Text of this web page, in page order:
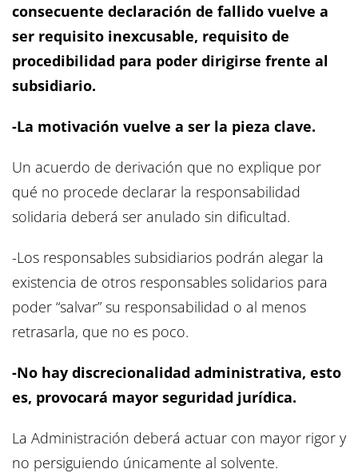
consecuente declaración de fallido vuelve a
ser requisito inexcusable, requisito de
procedibilidad para poder dirigirse frente al
subsidiario.
-La motivación vuelve a ser la pieza clave.
Un acuerdo de derivación que no explique por
qué no procede declarar la responsabilidad
solidaria deberá ser anulado sin dificultad.
-Los responsables subsidiarios podrán alegar la
existencia de otros responsables solidarios para
poder “salvar” su responsabilidad o al menos
retrasarla, que no es poco.
-No hay discrecionalidad administrativa, esto
es, provocará mayor seguridad jurídica.
La Administración deberá actuar con mayor rigor y
no persiguiendo únicamente al solvente.